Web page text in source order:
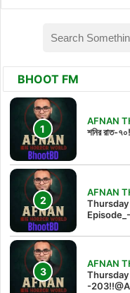
BHOOT FM
AFNAN
শনির রাত-
AFNAN
AFNAN
-